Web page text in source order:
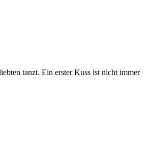
tanzt. Ein erster Kuss ist nicht immer